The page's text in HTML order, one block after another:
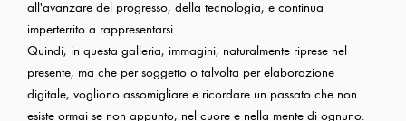
all'avanzare del progresso, della tecnologia, e continua
imperterrito a rappresentarsi.
Quindi, in questa galleria, immagini, naturalmente riprese nel
presente, ma che per soggetto o talvolta per elaborazione
digitale, vogliono assomigliare e ricordare un passato che non
esiste ormai se non appunto, nel cuore e nella mente di ognuno.